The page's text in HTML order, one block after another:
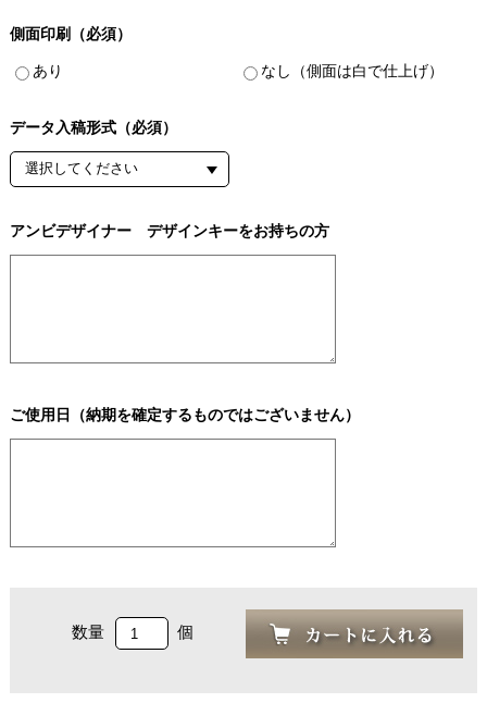
側面印刷（必須）
あり なし（側面は白で仕上げ）
データ入稿形式（必須）
アンビデザイナー デザインキーをお持ちの方
ご使用日（納期を確定するものではございません）
数量 個